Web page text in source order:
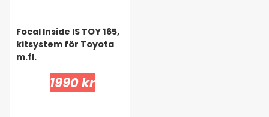
Focal Inside IS TOY 165,
kitsystem för Toyota
m.fl.
1990 kr